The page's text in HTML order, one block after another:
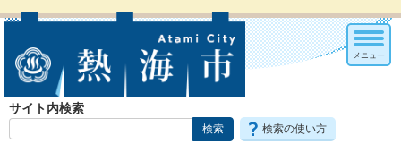
サイト内検索
検索の使い方
メニュー